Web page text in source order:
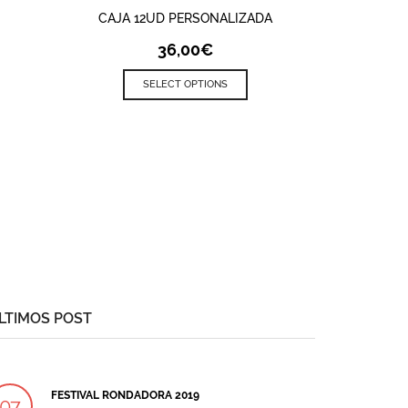
CAJA 12UD PERSONALIZADA
36,00€
SELECT OPTIONS
POST
FESTIVAL RONDADORA 2019